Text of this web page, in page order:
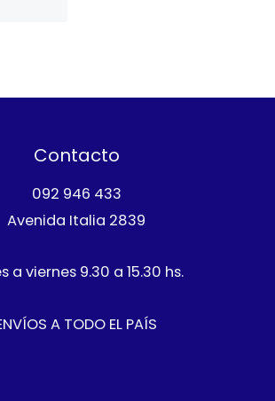
Contacto
092 946 433
Avenida Italia 2839
a viernes 9.30 a 15.30 hs.
A TODO EL PAÍS